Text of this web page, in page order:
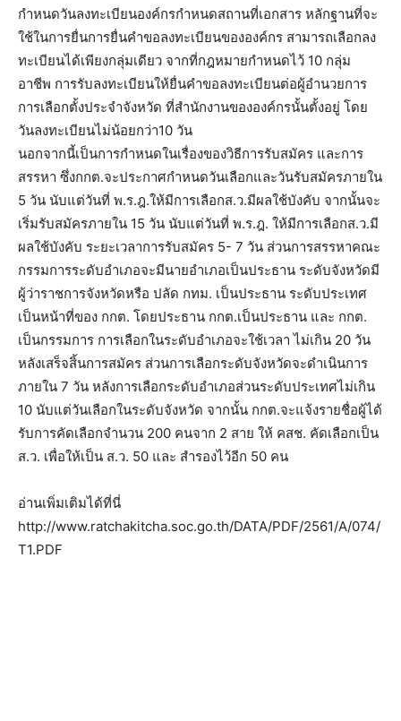
กำหนดวันลงทะเบียนองค์กรกำหนดสถานที่เอกสาร หลักฐานที่จะ
ใช้ในการยื่นการยื่นคำขอลงทะเบียนขององค์กร สามารถเลือกลง
ทะเบียนได้เพียงกลุ่มเดียว จากที่กฎหมายกำหนดไว้ 10 กลุ่ม
อาชีพ การรับลงทะเบียนให้ยื่นคำขอลงทะเบียนต่อผู้อำนวยการ
การเลือกตั้งประจำจังหวัด ที่สำนักงานขององค์กรนั้นตั้งอยู่ โดย
วันลงทะเบียนไม่น้อยกว่า10 วัน
นอกจากนี้เป็นการกำหนดในเรื่องของวิธีการรับสมัคร และการ
สรรหา ซึ่งกกต.จะประกาศกำหนดวันเลือกและวันรับสมัครภายใน
5 วัน นับแต่วันที่ พ.ร.ฎ.ให้มีการเลือกส.ว.มีผลใช้บังคับ จากนั้นจะ
เริ่มรับสมัครภายใน 15 วัน นับแต่วันที่ พ.ร.ฎ. ให้มีการเลือกส.ว.มี
ผลใช้บังคับ ระยะเวลาการรับสมัคร 5- 7 วัน ส่วนการสรรหาคณะ
กรรมการระดับอำเภอจะมีนายอำเภอเป็นประธาน ระดับจังหวัดมี
ผู้ว่าราชการจังหวัดหรือ ปลัด กทม. เป็นประธาน ระดับประเทศ
เป็นหน้าที่ของ กกต. โดยประธาน กกต.เป็นประธาน และ กกต.
เป็นกรรมการ การเลือกในระดับอำเภอจะใช้เวลา ไม่เกิน 20 วัน
หลังเสร็จสิ้นการสมัคร ส่วนการเลือกระดับจังหวัดจะดำเนินการ
ภายใน 7 วัน หลังการเลือกระดับอำเภอส่วนระดับประเทศไม่เกิน
10 นับแต่วันเลือกในระดับจังหวัด จากนั้น กกต.จะแจ้งรายชื่อผู้ได้
รับการคัดเลือกจำนวน 200 คนจาก 2 สาย ให้ คสช. คัดเลือกเป็น
ส.ว. เพื่อให้เป็น ส.ว. 50 และ สำรองไว้อีก 50 คน
อ่านเพิ่มเติมได้ที่นี่
http://www.ratchakitcha.soc.go.th/DATA/PDF/2561/A/074/
T1.PDF